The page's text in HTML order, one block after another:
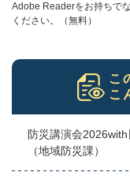
Adobe Readerをお持ちで
ください。（無料）
こ
こ
防災講演会
（地域防災課）